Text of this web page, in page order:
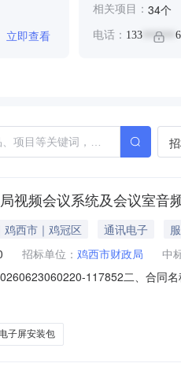
立即查看
相关项目： 34个
电话： 133******
视频会议系统及会议室音
鸡西市｜鸡冠区 通讯电子
招标单位： 鸡西市财政局
中
117852二、合同
部地址：鸡西市鸡冠区联系方式
子屏安装包